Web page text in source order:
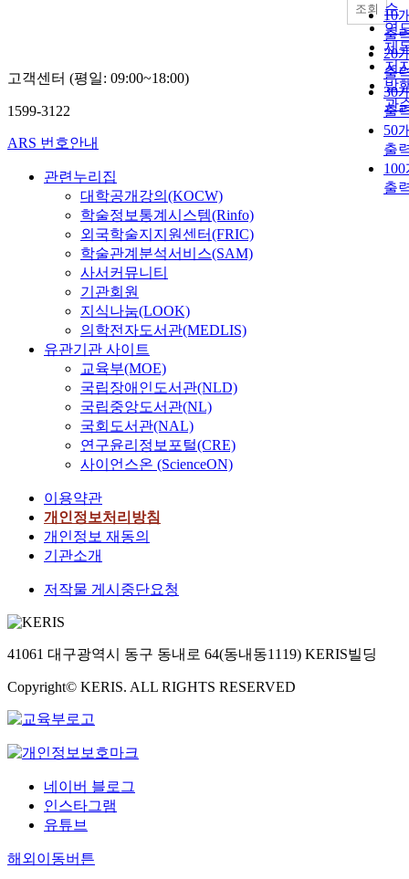
순
연
제
저
발
관
10
출
20
출
30
출
50
출
출
조회
고객센터 (평일: 09:00~18:00)
1599-3122
ARS 번호안내
관련누리집
대학공개강의(KOCW)
학술정보통계시스템(Rinfo)
외국학술지지원센터(FRIC)
학술관계분석서비스(SAM)
사서커뮤니티
기관회원
지식나눔(LOOK)
의학전자도서관(MEDLIS)
유관기관 사이트
교육부(MOE)
국립장애인도서관(NLD)
국립중앙도서관(NL)
국회도서관(NAL)
연구윤리정보포털(CRE)
사이언스온 (ScienceON)
이용약관
개인정보처리방침
개인정보 재동의
기관소개
저작물 게시중단요청
41061 대구광역시 동구 동내로 64(동내동1119) KERIS빌딩
Copyright© KERIS. ALL RIGHTS RESERVED
네이버 블로그
인스타그램
유튜브
해외이동버튼